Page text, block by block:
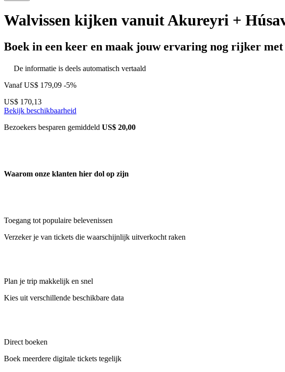
Walvissen kijken vanuit Akureyri +
Boek in een keer en maak jouw ervaring nog rijker met
De informatie is deels automatisch vertaald
VanafUS$ 179,09 -5%
US$ 170,13
Bekijk beschikbaarheid
Bezoekers besparen gemiddeld US$ 20,00
Waarom onze klanten hier dol op zijn
Toegang tot populaire belevenissen
Verzeker je van tickets die waarschijnlijk uitverkocht raken
Plan je trip makkelijk en snel
Kies uit verschillende beschikbare data
Direct boeken
Boek meerdere digitale tickets tegelijk